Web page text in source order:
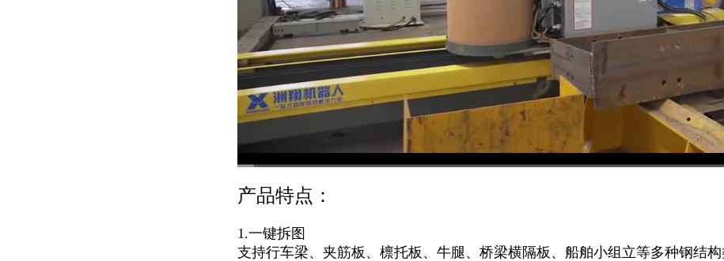
产品特点：
1.一键拆图
支持行车梁、夹筋板、檩托板、牛腿、桥梁横隔板、船舶小组立等多种钢结